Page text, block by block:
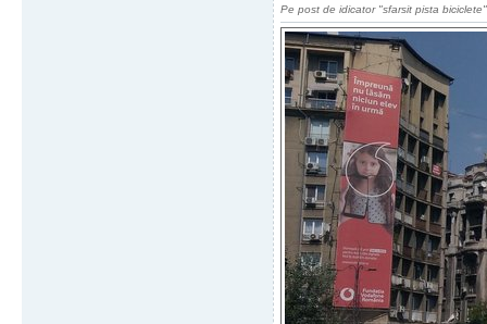
Pe post de idicator "sfarsit pista